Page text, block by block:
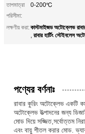
তাপমাত্রা
পরিসীমা:
0-200℃
লক্ষণীয় করা:কাস্টমাইজড অটোক্লেভ
, রাবার হার্টিং স্টেইনলেস
পণ্যের বর্ণনাঃ
রাবার কুরিং অটোক্লেভ একটি
অটোক্লেভ উত্পাদনের জন্য
মোড দিয়ে সজ্জিত,সর্বোত্তম
এবং বায়ু শীতল করার মোড.